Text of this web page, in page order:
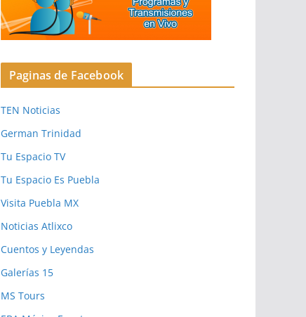
Paginas de Facebook
TEN Noticias
German Trinidad
Tu Espacio TV
Tu Espacio Es Puebla
Visita Puebla MX
Noticias Atlixco
Cuentos y Leyendas
Galerías 15
MS Tours